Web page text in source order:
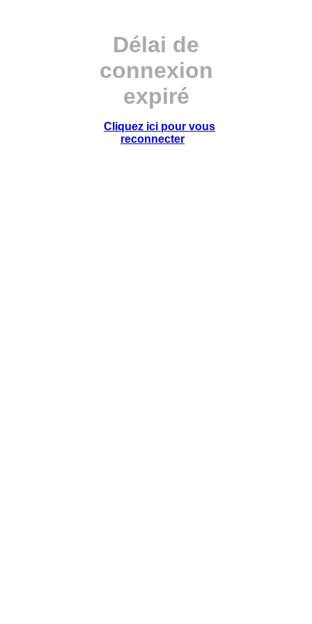
Délai de
connexion
expiré
Cliquez ici pour vous
reconnecter